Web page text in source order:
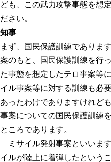
ども、この武力攻撃事態を想
ださい。
知事
まず、国民保護訓練でありま
案のもと、国民保護訓練を行
た事態を想定したテロ事案等
イル事案等に対する訓練も必
あったわけでありますけれど
事案についての国民保護訓練
ところであります。
ミサイル発射事案といいま
イルが陸上に着弾したという